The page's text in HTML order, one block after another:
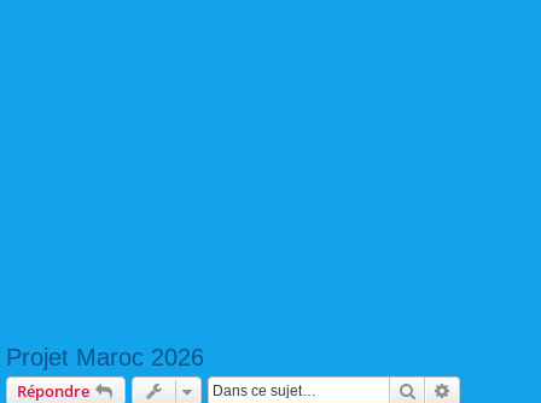
Projet Maroc 2026
Répondre Rechercher